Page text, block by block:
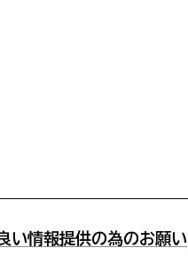
い情報提供の為のお願い